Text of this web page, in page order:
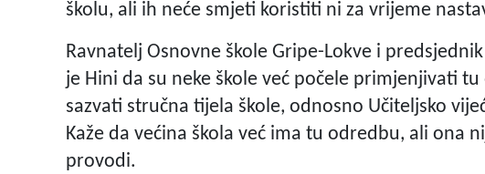
školu, ali ih neće smjeti koristiti ni za vrijeme
Ravnatelj Osnovne škole Gripe-Lokve i
je Hini da su neke škole već počele primjenjivati
sazvati stručna tijela škole, odnosno Učiteljsko
Kaže da većina škola već ima tu odredbu, ali ona
provodi.